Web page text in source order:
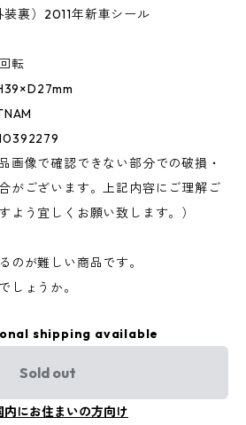
裏）2011年新車シール
転
画像で確認できない部分での破損・
がございます。上記内容にご理解ご
よう宜しくお願い致します。）
のが難しい商品です。
しょうか。
shipping available
Sold out
内にお住まいの方向け